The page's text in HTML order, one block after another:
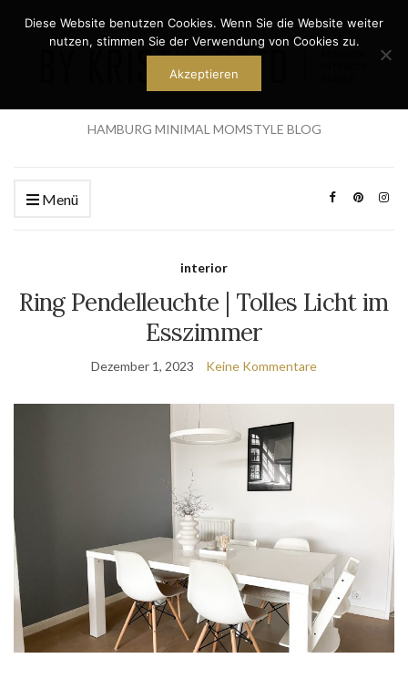
HAMBURG MINIMAL MOMSTYLE BLOG
Menü
interior
Ring Pendelleuchte | Tolles Licht im
Esszimmer
Dezember 1, 2023 Keine Kommentare
Diese Website benutzen Cookies. Wenn Sie die Website weiter
nutzen, stimmen Sie der Verwendung von Cookies zu.
Akzeptieren